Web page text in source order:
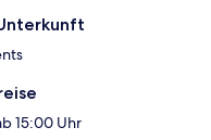
15:00 Uhr